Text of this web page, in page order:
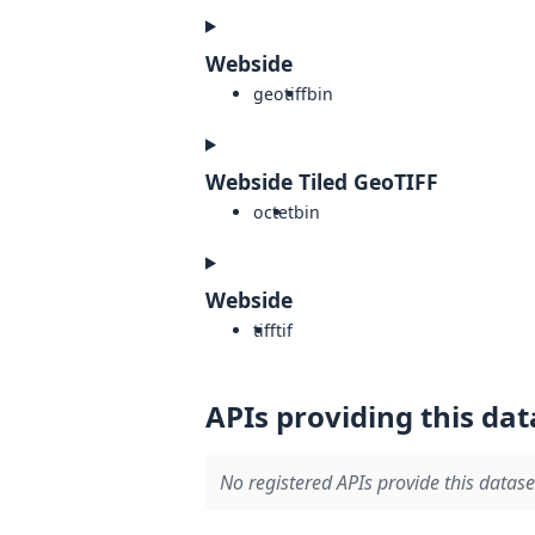
Webside
geotiffbin
Webside Tiled GeoTIFF
octetbin
Webside
tifftif
APIs providing this
No registered APIs provide this